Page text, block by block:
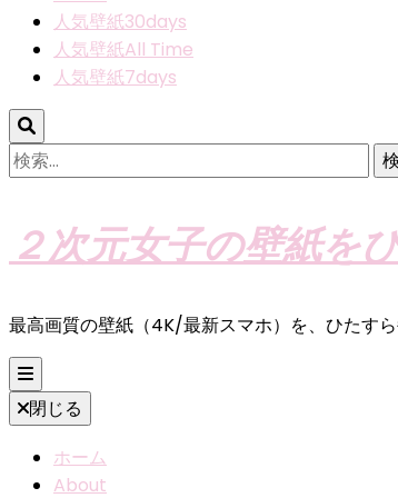
人気壁紙30days
人気壁紙All Time
人気壁紙7days
検
索:
２次元女子の壁紙を
最高画質の壁紙（4K/最新スマホ）を、ひたすら
閉じる
ホーム
About